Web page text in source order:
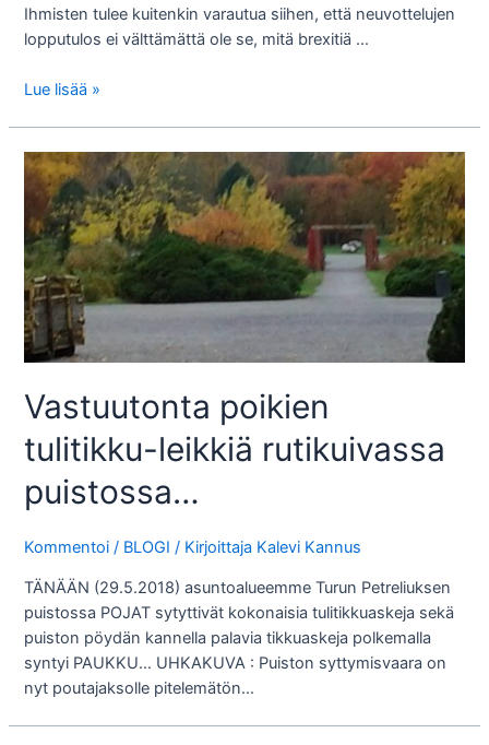
Ihmisten tulee kuitenkin varautua siihen, että neuvottelujen
lopputulos ei välttämättä ole se, mitä brexitiä …
Britannian
pelastaisi
brexitin
Lue lisää »
Vastuutonta poikien
tulitikku-leikkiä rutikuivassa
puistossa…
Kommentoi / BLOGI / Kirjoittaja Kalevi Kannus
TÄNÄÄN (29.5.2018) asuntoalueemme Turun Petreliuksen
puistossa POJAT sytyttivät kokonaisia tulitikkuaskeja sekä
puiston pöydän kannella palavia tikkuaskeja polkemalla
syntyi PAUKKU… UHKAKUVA : Puiston syttymisvaara on
nyt poutajaksolle pitelemätön…